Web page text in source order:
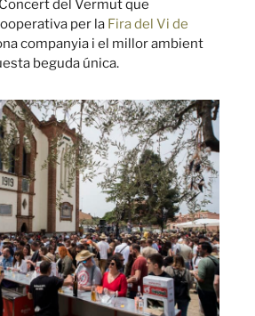
Concert del Vermutque
per la Fira del Vi de
companyia i el millor ambient
beguda única.